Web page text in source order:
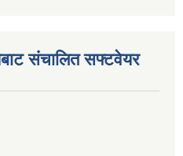
संचालित सफ्टवेयर